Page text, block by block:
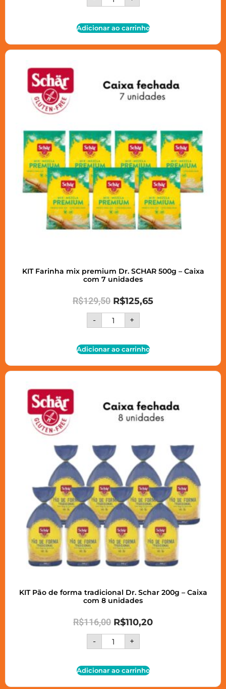
Adicionar ao carrinho
KIT Farinha mix premium Dr. SCHAR 500g – Caixa
com 7 unidades
R$129,50 R$125,65
- +
Adicionar ao carrinho
KIT Pão de forma tradicional Dr. Schar 200g – Caixa
com 8 unidades
R$116,00 R$110,20
- +
Adicionar ao carrinho